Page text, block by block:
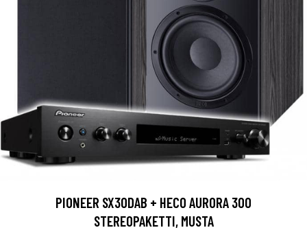
PIONEER SX30DAB + HECO AURORA 300
STEREOPAKETTI, MUSTA